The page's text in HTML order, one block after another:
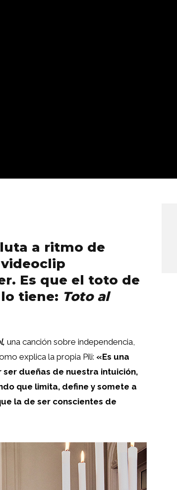
a ritmo de
Es que el toto de
tiene: Toto al
una canción sobre independencia,
explica la propia Pili: «Es una
dueñas de nuestra intuición,
que limita, define y somete a
la de ser conscientes de